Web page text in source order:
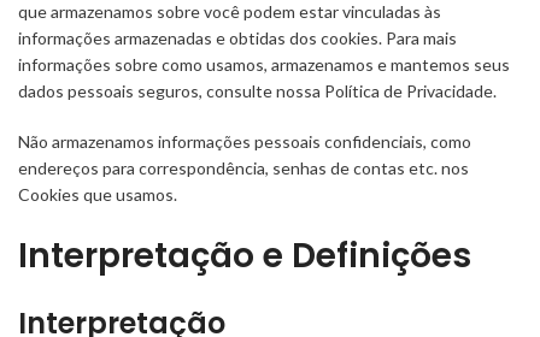
que armazenamos sobre você podem estar vinculadas às
informações armazenadas e obtidas dos cookies. Para mais
informações sobre como usamos, armazenamos e mantemos seus
dados pessoais seguros, consulte nossa Política de Privacidade.
Não armazenamos informações pessoais confidenciais, como
endereços para correspondência, senhas de contas etc. nos
Cookies que usamos.
Interpretação e Definições
Interpretação